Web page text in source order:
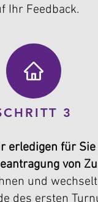
Ihr Feedback.
3
erledigen für
von
und
des ersten